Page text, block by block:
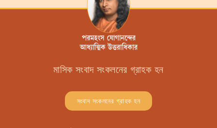
মাসিক সংবাদ সংকলনের গ্রাহক হন
সংবাদ সংকলনের গ্রাহক হন